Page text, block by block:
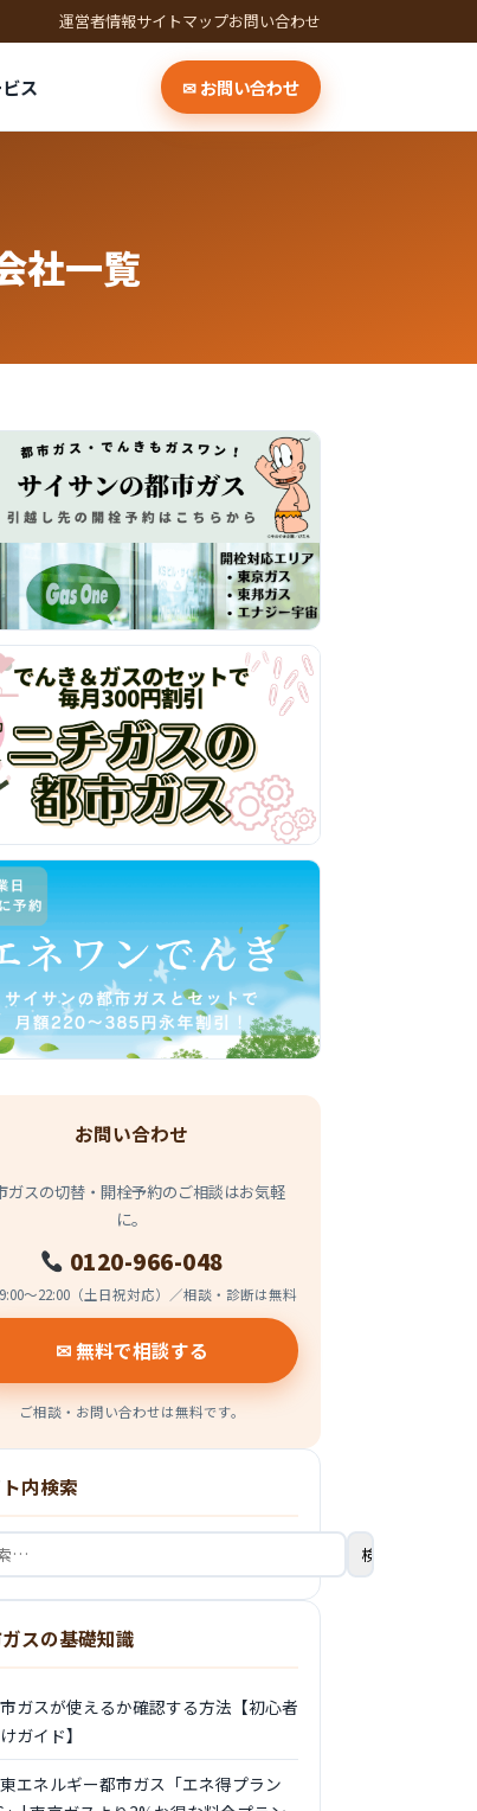
運営者情報サイトマップお問い合わせ
ス ✉ お問い合わせ
社一覧
お問い合わせ
ガスの切替・開栓予約のご相談はお気軽
に。
0120-966-048
〜22:00（土日祝対応）／相談・診断は無料
✉ 無料で相談する
ご相談・お問い合わせは無料です。
内検索
スの基礎知識
ガスが使えるか確認する方法【初心者
ガイド】
エネルギー都市ガス「エネ得プラン